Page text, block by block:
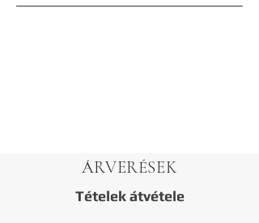
ÁRVERÉSEK
Tételek átvétele